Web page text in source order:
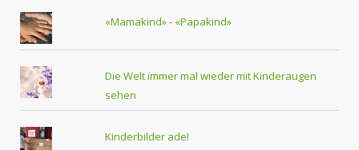
«Mamakind» - «Papakind»
Die Welt immer mal wieder mit Kinderaugen
sehen
Kinderbilder ade!